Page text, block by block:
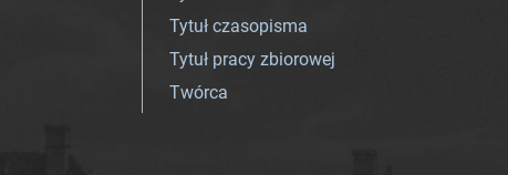
Tytuł czasopisma
Tytuł pracy zbiorowej
Twórca